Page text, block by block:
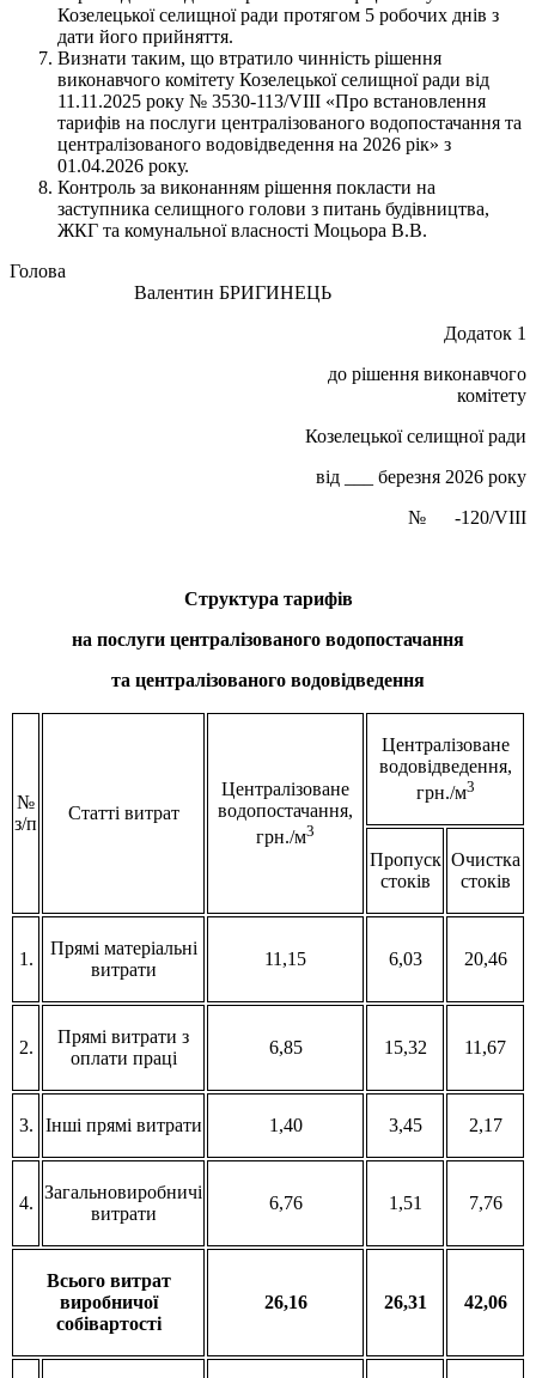
Козелецької селищної ради протягом 5 робочих днів з
дати його прийняття.
Визнати таким, що втратило чинність рішення
виконавчого комітету Козелецької селищної ради від
11.11.2025 року № 3530-113/VIII «Про встановлення
тарифів на послуги централізованого водопостачання та
централізованого водовідведення на 2026 рік» з
01.04.2026 року.
Контроль за виконанням рішення покласти на
заступника селищного голови з питань будівництва,
ЖКГ та комунальної власності Моцьора В.В.
Голова
Валентин БРИГИНЕЦЬ
Додаток 1
до рішення виконавчого
комітету
Козелецької селищної ради
від ___ березня 2026 року
№ -120/VIII
Структура тарифів
на послуги централізованого водопостачання
та централізованого водовідведення
№
з/п
Статті витрат
Централізоване
водопостачання,
грн./м3
Централізоване
водовідведення,
грн./м3
Пропуск
стоків
Очистка
стоків
1.
Прямі матеріальні
витрати
11,15 6,03 20,46
2.
Прямі витрати з
оплати праці
6,85 15,32 11,67
3. Інші прямі витрати 1,40 3,45 2,17
4.
Загальновиробничі
витрати
6,76 1,51 7,76
Всього витрат
виробничої
собівартості
26,16 26,31 42,06